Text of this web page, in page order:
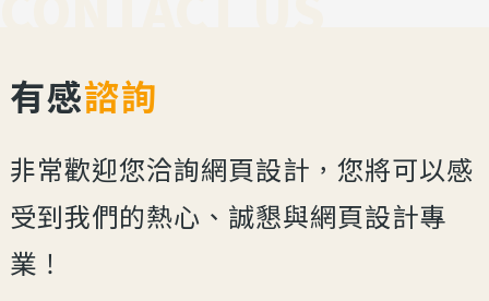
有感諮詢
非常歡迎您洽詢網頁設計，您將可以感
受到我們的熱心、誠懇與網頁設計專
業！